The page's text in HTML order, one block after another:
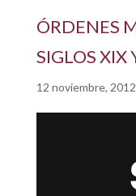
ÓRDENES
SIGLOS XIX
12 noviembre, 2012